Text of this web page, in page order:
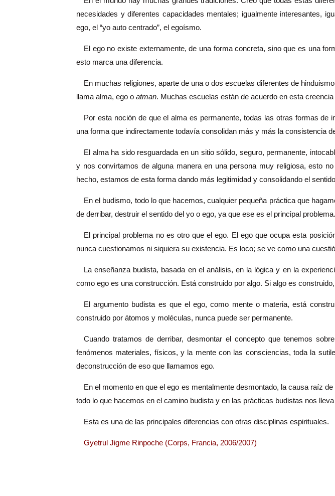
necesidades y diferentes capacidades mentales; igualmente interesantes,
ego, el “yo auto centrado”, el egoísmo.
El ego no existe externamente, de una forma concreta, sino que es una
esto marca una diferencia.
En muchas religiones, aparte de una o dos escuelas diferentes de
llama alma, ego o atman. Muchas escuelas están de acuerdo en esta
Por esta noción de que el alma es permanente, todas las otras formas
una forma que indirectamente todavía consolidan más y más la consistencia
El alma ha sido resguardada en un sitio sólido, seguro, permanente,
y nos convirtamos de alguna manera en una persona muy religiosa, esto
hecho, estamos de esta forma dando más legitimidad y consolidando el
En el budismo, todo lo que hacemos, cualquier pequeña práctica que
de derribar, destruir el sentido del yo o ego, ya que ese es el principal problema.
El principal problema no es otro que el ego. El ego que ocupa esta
nunca cuestionamos ni siquiera su existencia. Es loco; se ve como una
La enseñanza budista, basada en el análisis, en la lógica y en la
como ego es una construcción. Está construido por algo. Si algo es
El argumento budista es que el ego, como mente o materia, está
construido por átomos y moléculas, nunca puede ser permanente.
Cuando tratamos de derribar, desmontar el concepto que tenemos
fenómenos materiales, físicos, y la mente con las consciencias, toda la
deconstrucción de eso que llamamos ego.
En el momento en que el ego es mentalmente desmontado, la causa raíz
todo lo que hacemos en el camino budista y en las prácticas budistas nos
Esta es una de las principales diferencias con otras disciplinas espirituales.
Gyetrul Jigme Rinpoche (Corps, Francia, 2006/2007)